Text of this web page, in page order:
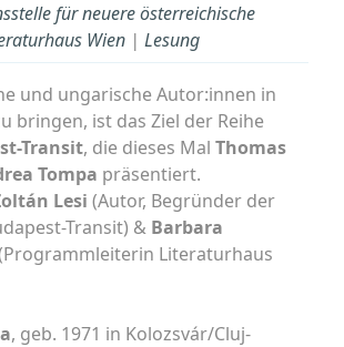
für neuere österreichische
Wien | Lesung
und ungarische Autor:innen in
bringen, ist das Ziel der Reihe
Transit, die dieses Mal Thomas
Tompa präsentiert.
Lesi (Autor, Begründer der
Transit) & Barbara
Literaturhaus
, geb. 1971 in Kolozsvár/Cluj-